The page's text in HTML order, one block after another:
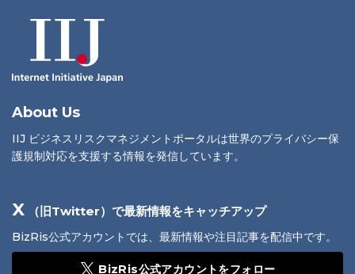
About Us
IIJ ビジネスリスクマネジメントポータルは世界のプライバシー保
護規制対応を支援する情報を発信しています。
X （旧Twitter）で最新情報をキャッチアップ
BizRis公式アカウントでは、最新情報や注目記事を配信中です。
BizRis公式アカウントをフォロー